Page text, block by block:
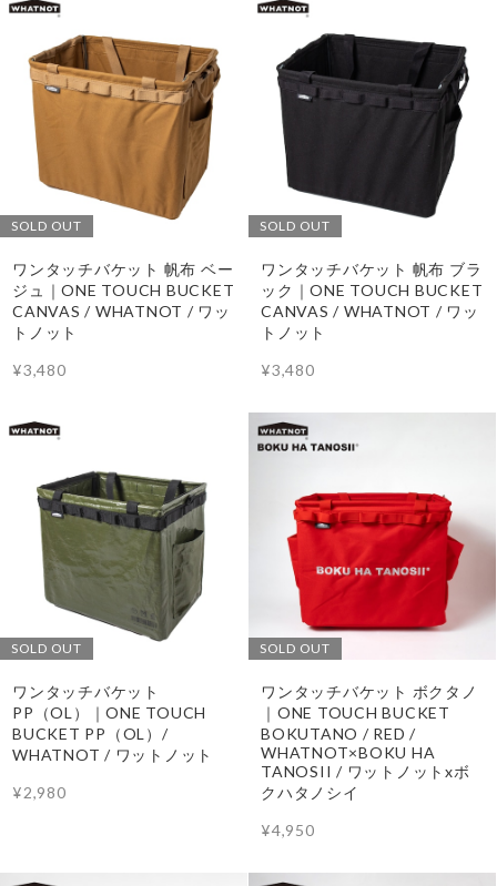
SOLD OUT
ワンタッチバケット 帆布 ベー
ジュ｜ONE TOUCH BUCKET
CANVAS / WHATNOT / ワッ
トノット
¥3,480
SOLD OUT
ワンタッチバケット 帆布 ブラ
ック｜ONE TOUCH BUCKET
CANVAS / WHATNOT / ワッ
トノット
¥3,480
SOLD OUT
ワンタッチバケット
PP（OL）｜ONE TOUCH
BUCKET PP（OL）/
WHATNOT / ワットノット
¥2,980
SOLD OUT
ワンタッチバケット ボクタノ
｜ONE TOUCH BUCKET
BOKUTANO / RED /
WHATNOT×BOKU HA
TANOSII / ワットノットxボ
クハタノシイ
¥4,950